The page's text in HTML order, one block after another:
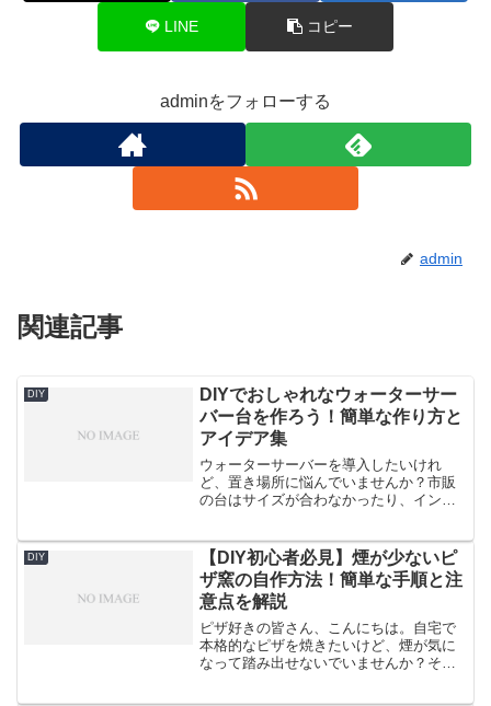
LINE コピー
adminをフォローする
admin
関連記事
DIY
DIYでおしゃれなウォーターサー
バー台を作ろう！簡単な作り方と
アイデア集
ウォーターサーバーを導入したいけれ
ど、置き場所に悩んでいませんか？市販
の台はサイズが合わなかったり、インテ
す。自分で作れば、部屋のスペースやラ
イフスタイルに合わせた、...
DIY
【DIY初心者必見】煙が少ないピ
ザ窯の自作方法！簡単な手順と注
意点を解説
ピザ好きの皆さん、こんにちは。自宅で
本格的なピザを焼きたいけど、煙が気に
なって踏み出せないでいませんか？そん